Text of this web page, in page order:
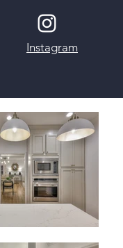
Instagram